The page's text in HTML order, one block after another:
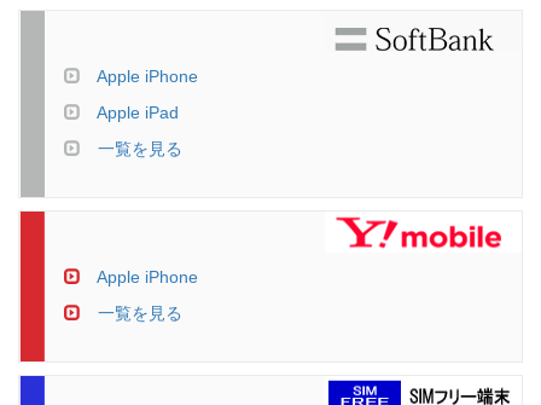
Apple iPhone
Apple iPad
一覧を見る
Apple iPhone
一覧を見る